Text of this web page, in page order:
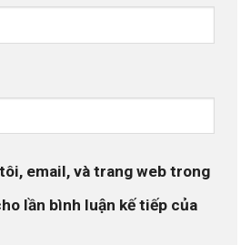
email, và trang web trong
lần bình luận kế tiếp của